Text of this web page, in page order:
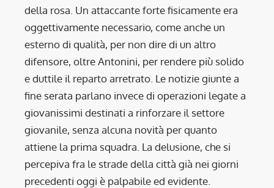
della rosa. Un attaccante forte fisicamente era
oggettivamente necessario, come anche un
esterno di qualità, per non dire di un altro
difensore, oltre Antonini, per rendere più solido
e duttile il reparto arretrato. Le notizie giunte a
fine serata parlano invece di operazioni legate a
giovanissimi destinati a rinforzare il settore
giovanile, senza alcuna novità per quanto
attiene la prima squadra. La delusione, che si
percepiva fra le strade della città già nei giorni
precedenti oggi è palpabile ed evidente.